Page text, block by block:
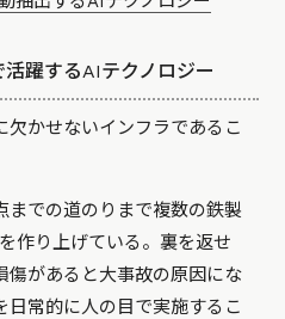
躍するAIテクノロジー
かせないインフラであるこ
までの道のりまで複数の鉄製
作り上げている。裏を返せ
傷があると大事故の原因にな
日常的に人の目で実施するこ